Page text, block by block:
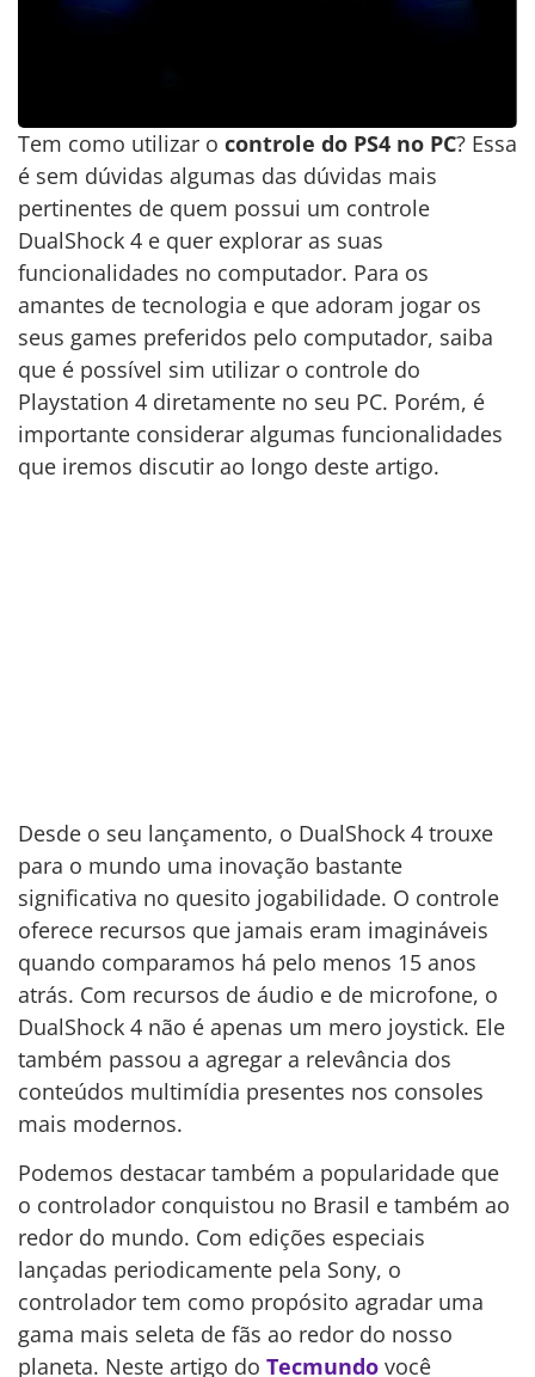
Tem como utilizar o controle do PS4 no PC? Essa
é sem dúvidas algumas das dúvidas mais
pertinentes de quem possui um controle
DualShock 4 e quer explorar as suas
funcionalidades no computador. Para os
amantes de tecnologia e que adoram jogar os
seus games preferidos pelo computador, saiba
que é possível sim utilizar o controle do
Playstation 4 diretamente no seu PC. Porém, é
importante considerar algumas funcionalidades
que iremos discutir ao longo deste artigo.
Desde o seu lançamento, o DualShock 4 trouxe
para o mundo uma inovação bastante
significativa no quesito jogabilidade. O controle
oferece recursos que jamais eram imagináveis
quando comparamos há pelo menos 15 anos
atrás. Com recursos de áudio e de microfone, o
DualShock 4 não é apenas um mero joystick. Ele
também passou a agregar a relevância dos
conteúdos multimídia presentes nos consoles
mais modernos.
Podemos destacar também a popularidade que
o controlador conquistou no Brasil e também ao
redor do mundo. Com edições especiais
lançadas periodicamente pela Sony, o
controlador tem como propósito agradar uma
gama mais seleta de fãs ao redor do nosso
planeta. Neste artigo do Tecmundo você